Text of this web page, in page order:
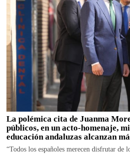
La polémica cita de Juanma
públicos, en un acto-homenaje,
educación andaluzas alcanzan
“Todos los españoles merecen disfrutar de